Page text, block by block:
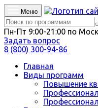
Меню
Пн-Пт 9:00-21:00 по
Задать вопрос
8 (800) 300-94-86
Главная
Виды программ
Повышение